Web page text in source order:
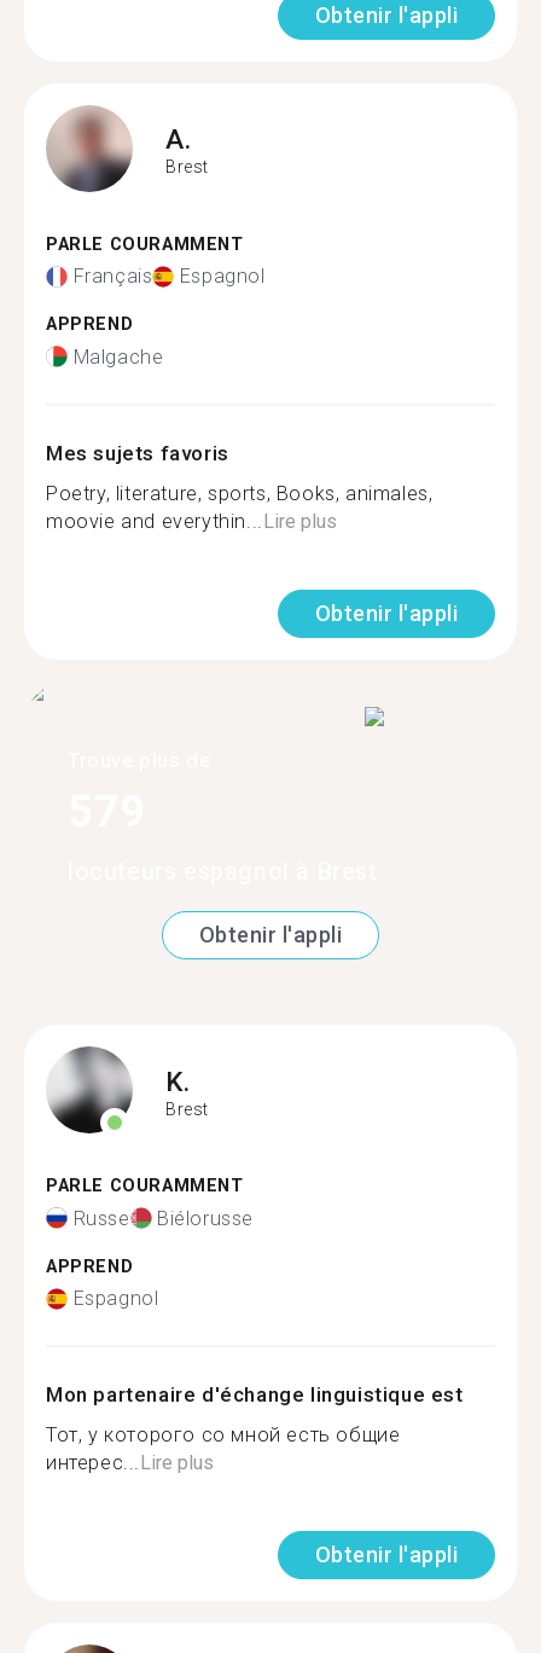
Obtenir l'appli
A.
Brest
PARLE COURAMMENT
Français Espagnol
APPREND
Malgache
Mes sujets favoris
Poetry, literature, sports, Books, animales,
moovie and everythin... Lire plus
Obtenir l'appli
Obtenir l'appli
K.
Brest
PARLE COURAMMENT
Russe Biélorusse
APPREND
Espagnol
Mon partenaire d'échange linguistique est
Тот, у которого со мной есть общие
интерес...Lire plus
Obtenir l'appli